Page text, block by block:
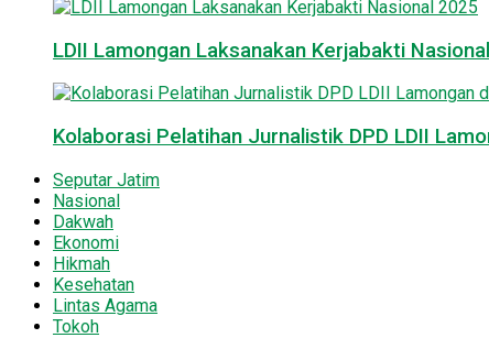
LDII Lamongan Laksanakan Kerjabakti
Kolaborasi Pelatihan Jurnalistik DPD LDII
Seputar Jatim
Nasional
Dakwah
Ekonomi
Hikmah
Kesehatan
Lintas Agama
Tokoh